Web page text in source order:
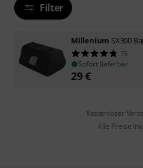
Filter
Millenium SX300
75
Sofort lieferbar
29€
Kostenloser
Alle Preise